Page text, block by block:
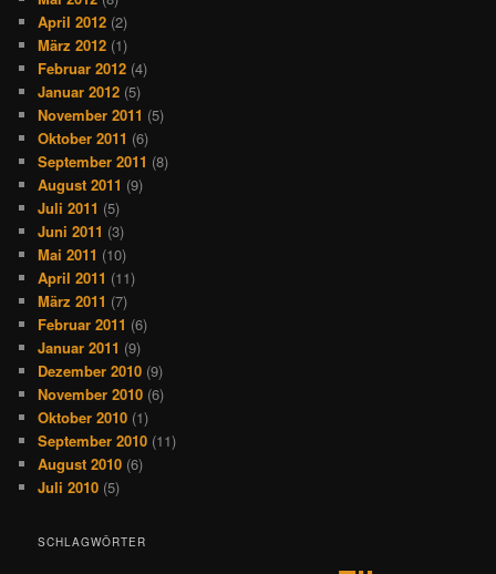
April 2012 (2)
März 2012 (1)
Februar 2012 (4)
Januar 2012 (5)
November 2011 (5)
Oktober 2011 (6)
September 2011 (8)
August 2011 (9)
Juli 2011 (5)
Juni 2011 (3)
Mai 2011 (10)
April 2011 (11)
März 2011 (7)
Februar 2011 (6)
Januar 2011 (9)
Dezember 2010 (9)
November 2010 (6)
Oktober 2010 (1)
September 2010 (11)
August 2010 (6)
Juli 2010 (5)
SCHLAGWÖRTER